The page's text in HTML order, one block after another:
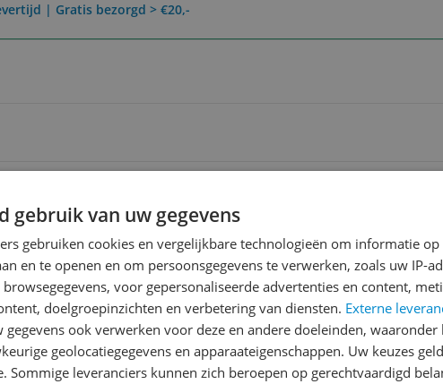
| Gratis bezorgd > €20,-
Bedenktijd
Reviews
Er zijn nog geen reviews
Heb jij dit product in bezit en
met het schrijven van je review.
gebruik van uw gegevens
gebruiken cookies en vergelijkbare technologieën om informatie
en te openen en om persoonsgegevens te verwerken, zoals uw IP-
voor gepersonaliseerde advertenties en content,
doelgroepinzichten en verbetering van diensten. Externe
gegevens ook verwerken voor deze en andere doeleinden, waaronder
geolocatiegegevens en apparaateigenschappen. Uw keuzes
Sommige leveranciers kunnen zich beroepen op gerechtvaardigd